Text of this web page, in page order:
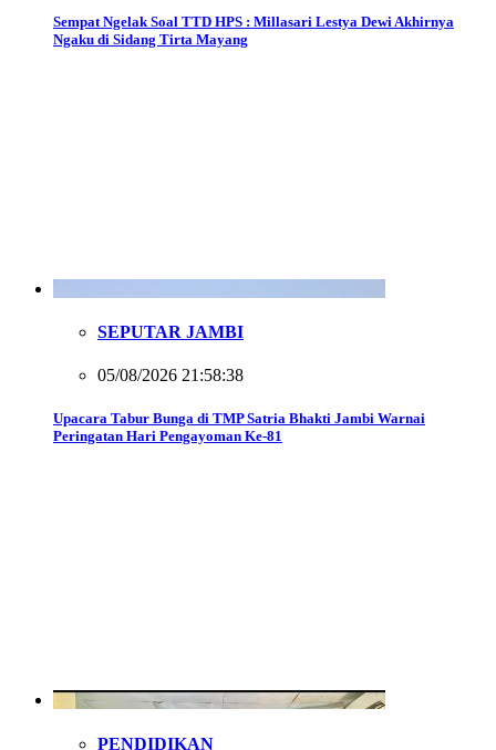
Sempat Ngelak Soal TTD HPS : Millasari Lestya Dewi Akhirnya
Ngaku di Sidang Tirta Mayang
SEPUTAR JAMBI
05/08/2026 21:58:38
Upacara Tabur Bunga di TMP Satria Bhakti Jambi Warnai
Peringatan Hari Pengayoman Ke-81
PENDIDIKAN